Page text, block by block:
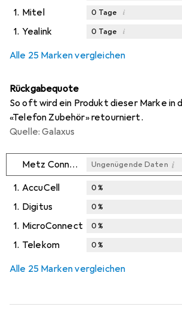
1. Mitel 0 Tage i
1. Yealink 0 Tage i
Alle 25 Marken vergleichen
Rückgabequote
So oft wird ein Produkt dieser Marke in
«Telefon Zubehör» retourniert.
Quelle: Galaxus
Metz Connect Ungenügende Daten i
1. AccuCell 0%
1. Digitus 0%
1. MicroConnect 0%
1. Telekom 0%
Alle 25 Marken vergleichen